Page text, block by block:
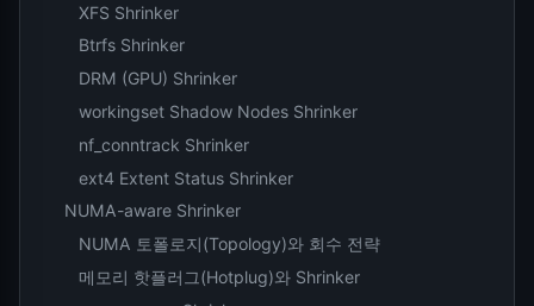
XFS Shrinker
Btrfs Shrinker
DRM (GPU) Shrinker
workingset Shadow Nodes Shrinker
nf_conntrack Shrinker
ext4 Extent Status Shrinker
NUMA-aware Shrinker
NUMA 토폴로지(Topology)와 회수 전략
메모리 핫플러그(Hotplug)와 Shrinker